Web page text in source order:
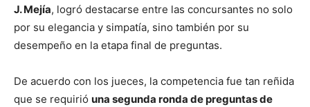
J. Mejía, logró destacarse entre las concursantes no solo
por su elegancia y simpatía, sino también por su
desempeño en la etapa final de preguntas.
De acuerdo con los jueces, la competencia fue tan reñida
que se requirió una segunda ronda de preguntas de